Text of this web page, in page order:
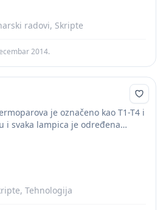
radovi, Skripte
2014.
je označeno kao T1-T4 i
i svaka lampica je određena
sa lijeve strane...
Tehnologija